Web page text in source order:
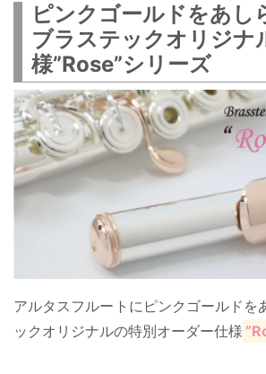
ピンクゴールドをあし
ブラステックオリジナ
様”Rose”シリーズ
アルタスフルートにピンクゴールドを
ックオリジナルの特別オーダー仕様